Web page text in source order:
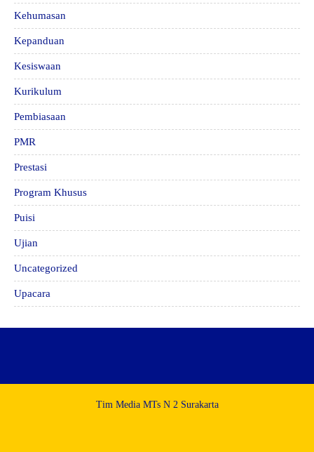
Kehumasan
Kepanduan
Kesiswaan
Kurikulum
Pembiasaan
PMR
Prestasi
Program Khusus
Puisi
Ujian
Uncategorized
Upacara
Tim Media MTs N 2 Surakarta